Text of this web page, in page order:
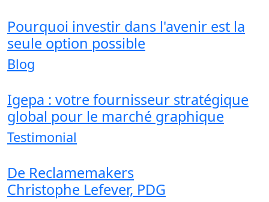
Pourquoi investir dans l'avenir est la
seule option possible
Blog
Igepa : votre fournisseur stratégique
global pour le marché graphique
Testimonial
De Reclamemakers
Christophe Lefever, PDG